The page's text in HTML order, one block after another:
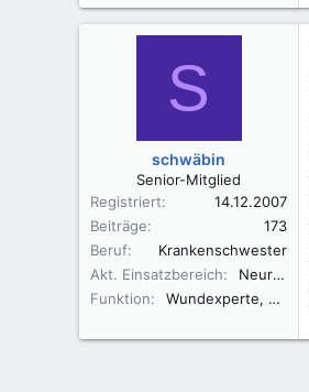
S
schwäbin
Senior-Mitglied
Registriert
14.12.2007
Beiträge
173
Beruf
Krankenschwester
Akt. Einsatzbereich
Neurologie
Funktion
Wundexperte, Palliativ care, algesiolog. Fachassistenz.